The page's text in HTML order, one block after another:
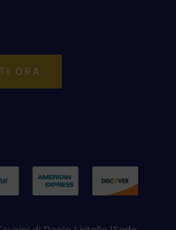
ORA